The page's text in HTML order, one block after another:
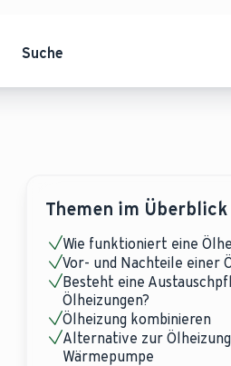
Suche
Themen im Überblick
Wie funktioniert eine
Vor- und Nachteile einer
Besteht eine
Ölheizungen?
Ölheizung kombinieren
Alternative zur
Wärmepumpe